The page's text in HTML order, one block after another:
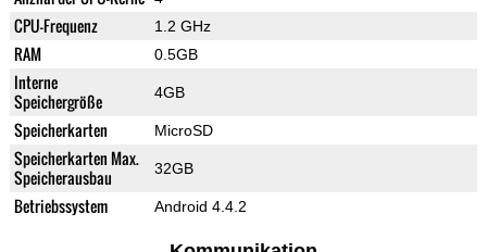
CPU-Frequenz 1.2 GHz
RAM 0.5GB
Interne
Speichergröße
4GB
Speicherkarten MicroSD
Speicherkarten Max.
Speicherausbau
32GB
Betriebssystem Android 4.4.2